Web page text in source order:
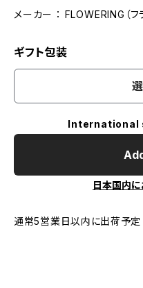
メーカー ： FLOWERING（フ
ギフト包装
International
日本国内
通常5営業日以内に出荷予定